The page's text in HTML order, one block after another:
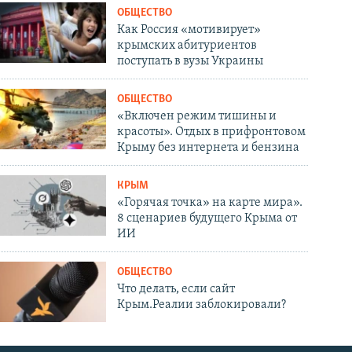
ОБЩЕСТВО
Как Россия «мотивирует»
крымских абитуриентов
поступать в вузы Украины
ОБЩЕСТВО
«Включен режим тишины и
красоты». Отдых в прифронтовом
Крыму без интернета и бензина
КРЫМ
«Горячая точка» на карте мира».
8 сценариев будущего Крыма от
ИИ
ОБЩЕСТВО
Что делать, если сайт
Крым.Реалии заблокировали?